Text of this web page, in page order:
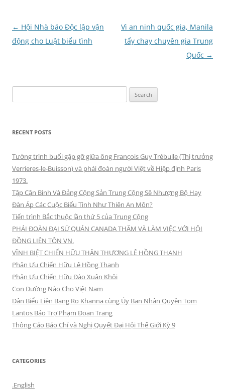
Post
navigation
← Hội Nhà báo Độc lập vận
động cho Luật biểu tình
Vì an ninh quốc gia, Manila
tẩy chay chuyên gia Trung
Quốc →
for:
RECENT POSTS
Tường trình buổi gặp gỡ giữa ông François Guy Trébulle (Thị trưởng
Verrieres-le-Buisson) và phái đoàn người Việt về Hiệp định Paris
1973.
Tập Cận Bình Và Đảng Cộng Sản Trung Cộng Sẽ Nhượng Bộ Hay
Đàn Áp Các Cuộc Biểu Tình Như Thiên An Môn?
Tiến trình Bắc thuộc lần thứ 5 của Trung Cộng
PHÁI ĐOÀN ĐẠI SỨ QUÁN CANADA THĂM VÀ LÀM VIỆC VỚI HỘI
ĐỒNG LIÊN TÔN VN.
VĨNH BIỆT CHIẾN HỮU THÂN THƯƠNG LÊ HỒNG THANH
Phân Ưu Chiến Hữu Lê Hồng Thanh
Phân Ưu Chiến Hữu Đào Xuân Khôi
Con Đường Nào Cho Việt Nam
Dân Biểu Liên Bang Ro Khanna cùng Ủy Ban Nhân Quyền Tom
Lantos Bảo Trợ Phạm Đoan Trang
Thông Cáo Báo Chí và Nghị Quyết Đại Hội Thế Giới Kỳ 9
CATEGORIES
.English